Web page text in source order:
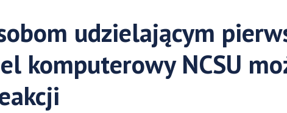
udzielającym
komputerowy NCSU